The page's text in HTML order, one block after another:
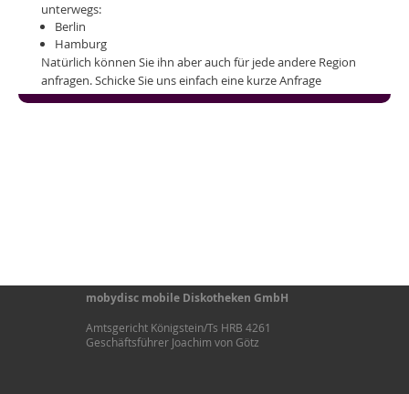
unterwegs:
Berlin
Hamburg
Natürlich können Sie ihn aber auch für jede andere Region
anfragen. Schicke Sie uns einfach eine kurze Anfrage
mobydisc mobile Diskotheken GmbH
Amtsgericht Königstein/Ts HRB 4261
Geschäftsführer Joachim von Götz